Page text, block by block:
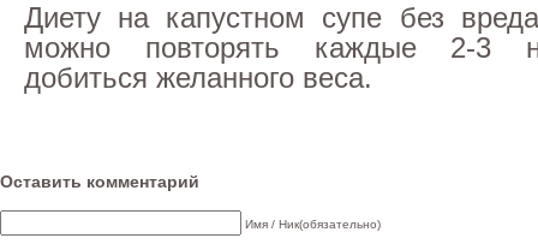
Диету на капустном супе без
можно повторять каждые 2-3
добиться желанного веса.
Оставить комментарий
Имя / Ник(обязательно)